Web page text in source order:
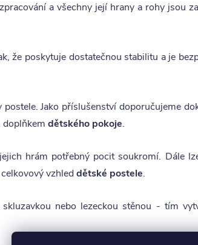
a všechny její hrany a rohy jsou
že poskytuje dostatečnou stabilitu a je
Jako příslušenství doporučujeme
dětského pokoje.
hrám potřebný pocit soukromí. Dále
vzhleddětské postele.
nebo lezeckou stěnou - tím